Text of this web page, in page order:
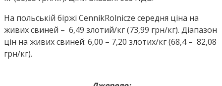
На польській біржі CennikRolnicze середня ціна на
живих свиней – 6,49 злотий/кг (73,99 грн/кг). Діапазон
цін на живих свиней: 6,00 – 7,20 злотих/кг (68,4 – 82,08
грн/кг).